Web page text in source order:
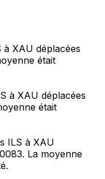
XAU déplacées
était
à XAU déplacées
était
ILS à XAU
La moyenne